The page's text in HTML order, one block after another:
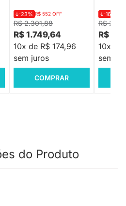
R$ 2.301,88
-23% R$ 552 OFF
R$ 1.749,64
10x de R$ 174,96
sem juros
COMPRAR
R$
-16%
R$
10x de
sem
do Produto